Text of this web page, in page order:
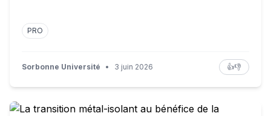
PRO
Sorbonne Université • 3 juin 2026 👍👎
La transition métal-isolant au bénéfice de la